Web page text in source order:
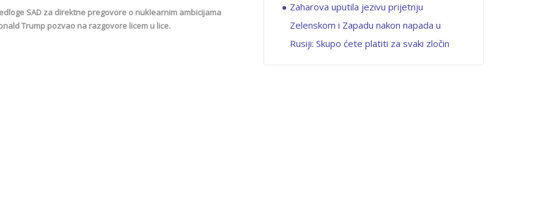
SAD za direktne pregovore o nuklearnim ambicijama
Trump pozvao na razgovore licem u lice.
Zaharova uputila jezivu prijetnju
Zelenskom i Zapadu nakon napada u
Rusiji: Skupo ćete platiti za svaki zločin